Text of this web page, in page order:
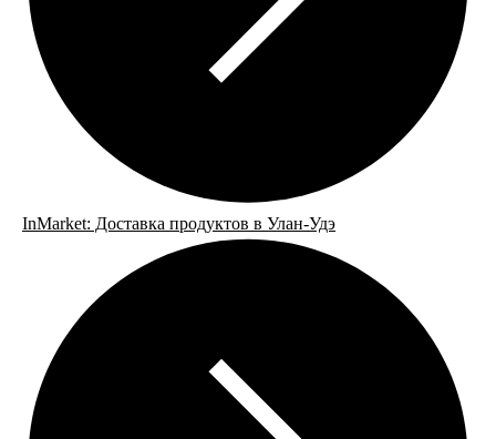
InMarket: Доставка продуктов в Улан-Удэ